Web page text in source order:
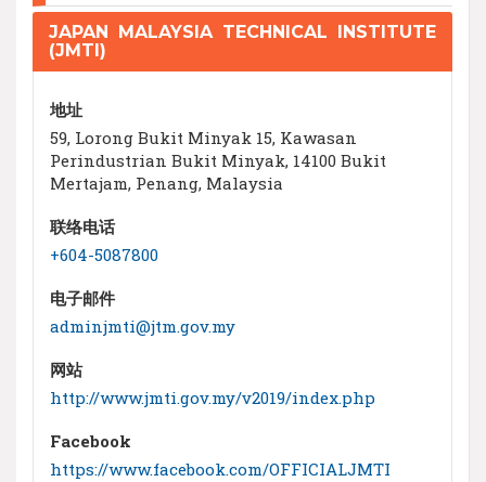
JAPAN MALAYSIA TECHNICAL INSTITUTE
(JMTI)
地址
59, Lorong Bukit Minyak 15, Kawasan
Perindustrian Bukit Minyak, 14100 Bukit
Mertajam, Penang, Malaysia
联络电话
+604-5087800
电子邮件
adminjmti@jtm.gov.my
网站
http://www.jmti.gov.my/v2019/index.php
Facebook
https://www.facebook.com/OFFICIALJMTI